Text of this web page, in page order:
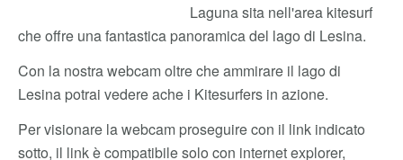
Laguna sita nell'area kitesurf
che offre una fantastica panoramica del lago di Lesina.
Con la nostra webcam oltre che ammirare il lago di
Lesina potrai vedere ache i Kitesurfers in azione.
Per visionare la webcam proseguire con il link indicato
sotto, il link è compatibile solo con internet explorer,